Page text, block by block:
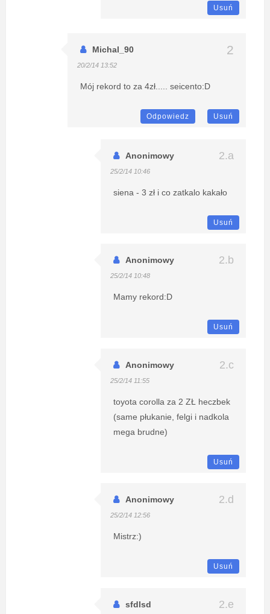
Usuń
Michal_90
20/2/14 13:52
Mój rekord to za 4zł..... seicento:D
Odpowiedz Usuń
Anonimowy
25/2/14 10:46
siena - 3 zł i co zatkalo kakało
Usuń
Anonimowy
25/2/14 10:48
Mamy rekord:D
Usuń
Anonimowy
25/2/14 11:55
toyota corolla za 2 ZŁ heczbek
(same płukanie, felgi i nadkola
mega brudne)
Usuń
Anonimowy
25/2/14 12:56
Mistrz:)
Usuń
sfdlsd